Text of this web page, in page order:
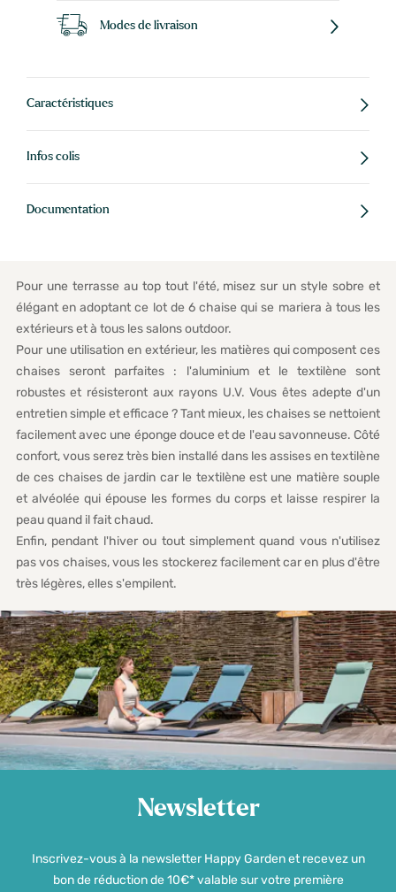
Modes de livraison
Caractéristiques
Infos colis
Documentation
Pour une terrasse au top tout l'été, misez sur un style sobre et
élégant en adoptant ce lot de 6 chaise qui se mariera à tous les
extérieurs et à tous les salons outdoor.
Pour une utilisation en extérieur, les matières qui composent ces
chaises seront parfaites : l'aluminium et le textilène sont
robustes et résisteront aux rayons U.V. Vous êtes adepte d'un
entretien simple et efficace ? Tant mieux, les chaises se nettoient
facilement avec une éponge douce et de l'eau savonneuse. Côté
confort, vous serez très bien installé dans les assises en textilène
de ces chaises de jardin car le textilène est une matière souple
et alvéolée qui épouse les formes du corps et laisse respirer la
peau quand il fait chaud.
Enfin, pendant l'hiver ou tout simplement quand vous n'utilisez
pas vos chaises, vous les stockerez facilement car en plus d'être
très légères, elles s'empilent.
Newsletter
Inscrivez-vous à la newsletter Happy Garden et recevez un
bon de réduction de 10€* valable sur votre première